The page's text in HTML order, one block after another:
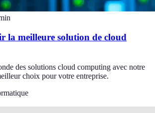
la meilleure solution de cloud
des solutions cloud computing avec notre
choix pour votre entreprise.